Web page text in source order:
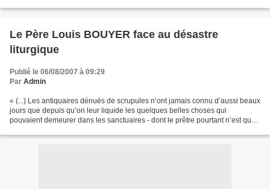
Le Père Louis BOUYER face au désastre
liturgique
Publié le 06/08/2007 à 09:29
Par Admin
« (...) Les antiquaires dénués de scrupules n’ont jamais connu d’aussi beaux
jours que depuis qu’on leur liquide les quelques belles choses qui
pouvaient demeurer dans les sanctuaires - dont le prêtre pourtant n’est que